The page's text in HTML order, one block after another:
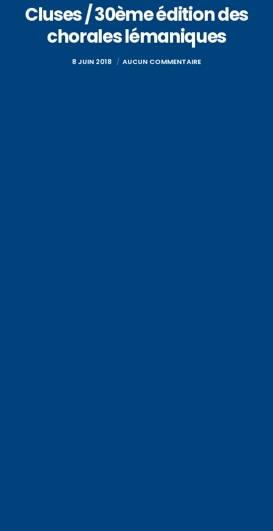
Cluses / 30ème édition des
chorales lémaniques
8 JUIN 2018 AUCUN COMMENTAIRE